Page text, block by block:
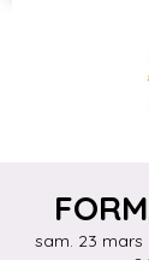
sam. 23 mars